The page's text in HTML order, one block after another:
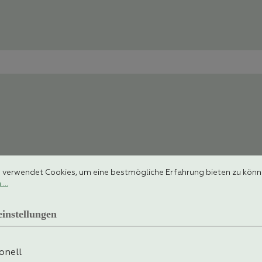
Cookies, um eine bestmögliche Erfahrung bieten zu können.
verwendet Cookies, um eine bestmögliche Erfahrung bieten zu